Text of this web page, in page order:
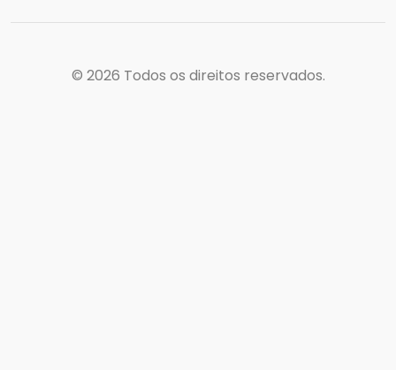
© 2026 Todos os direitos reservados.